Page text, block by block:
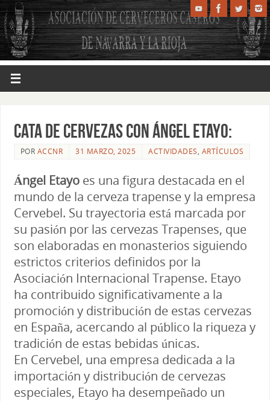
Cata de Cervezas con Ángel Etayo:
POR ACCNR 31 MARZO, 2025 ACTIVIDADES, ARTÍCULOS
Ángel Etayoes una figura destacada en el
mundo de la cerveza trapense y la empresa
Cervebel. Su trayectoria está marcada por
su pasión por las cervezas Trapenses, que
son elaboradas en monasterios siguiendo
estrictos criterios definidos por la
Asociación Internacional Trapense. Etayo
ha contribuido significativamente a la
promoción y distribución de estas cervezas
en España, acercando al público la riqueza y
tradición de estas bebidas únicas.
En Cervebel, una empresa dedicada a la
importación y distribución de cervezas
especiales, Etayo ha desempeñado un